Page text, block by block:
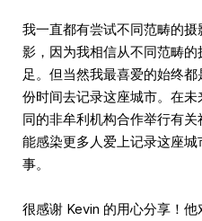
我一直都有尝试不同范畴的
影，因为我相信从不同范畴
足。但当然我最喜爱的始终
份时间去记录这座城市。在
同的非牟利机构合作举行有
能感染更多人爱上记录这座
事。
很感谢 Kevin 的用心分享！